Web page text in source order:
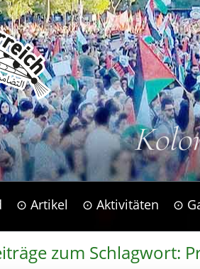
⊙ Artikel ⊙ Aktivitäten ⊙
zum Schlagwort: